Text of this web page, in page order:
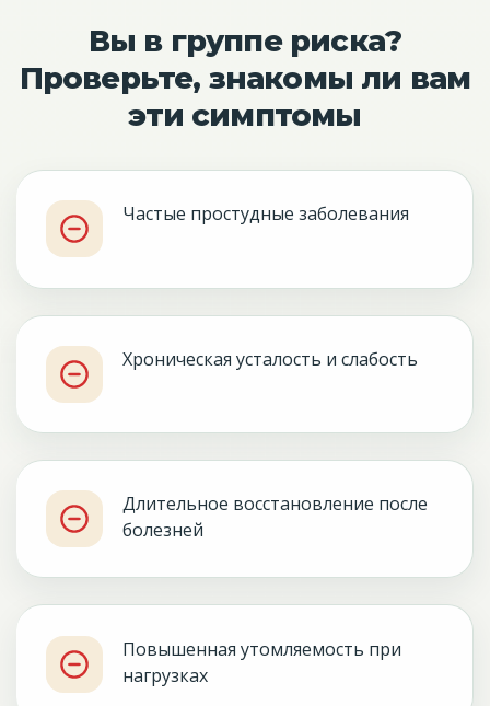
Вы в группе риска?
Проверьте, знакомы ли вам
эти симптомы
Частые простудные заболевания
Хроническая усталость и слабость
Длительное восстановление после
болезней
Повышенная утомляемость при
нагрузках